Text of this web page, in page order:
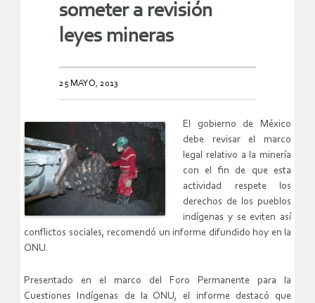
someter a revisión
leyes mineras
25 MAYO, 2013
El gobierno de México
debe revisar el marco
legal relativo a la minería
con el fin de que esta
actividad respete los
derechos de los pueblos
indígenas y se eviten así
conflictos sociales, recomendó un informe difundido hoy en la
ONU.
Presentado en el marco del Foro Permanente para la
Cuestiones Indígenas de la ONU, el informe destacó que